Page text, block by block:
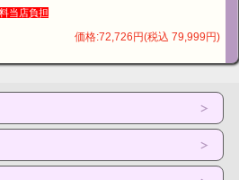
当店負担
価格:72,726円(税込 79,999円)